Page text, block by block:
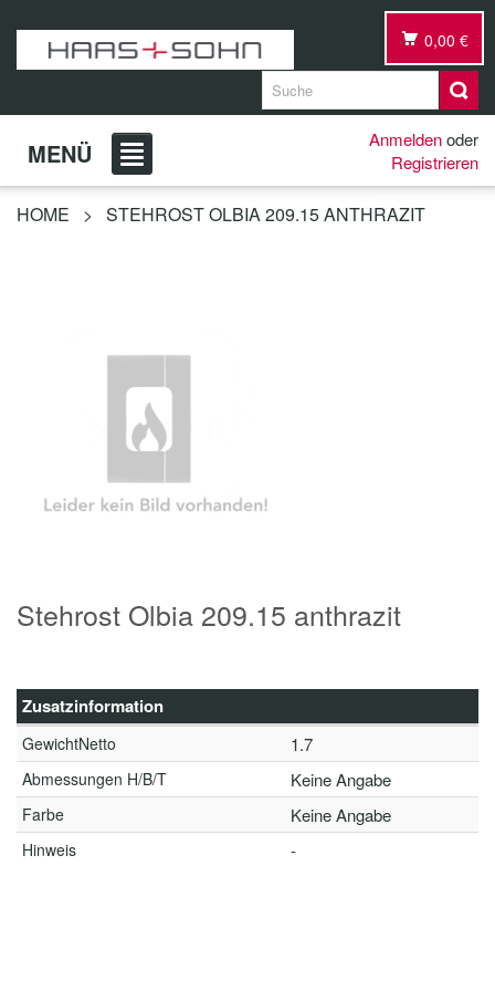
0,00 €
MENÜ Anmeldenoder
Registrieren
HOME > STEHROST OLBIA 209.15 ANTHRAZIT
Stehrost Olbia 209.15 anthrazit
Zusatzinformation
GewichtNetto 1.7
Abmessungen H/B/T Keine Angabe
Farbe Keine Angabe
Hinweis -